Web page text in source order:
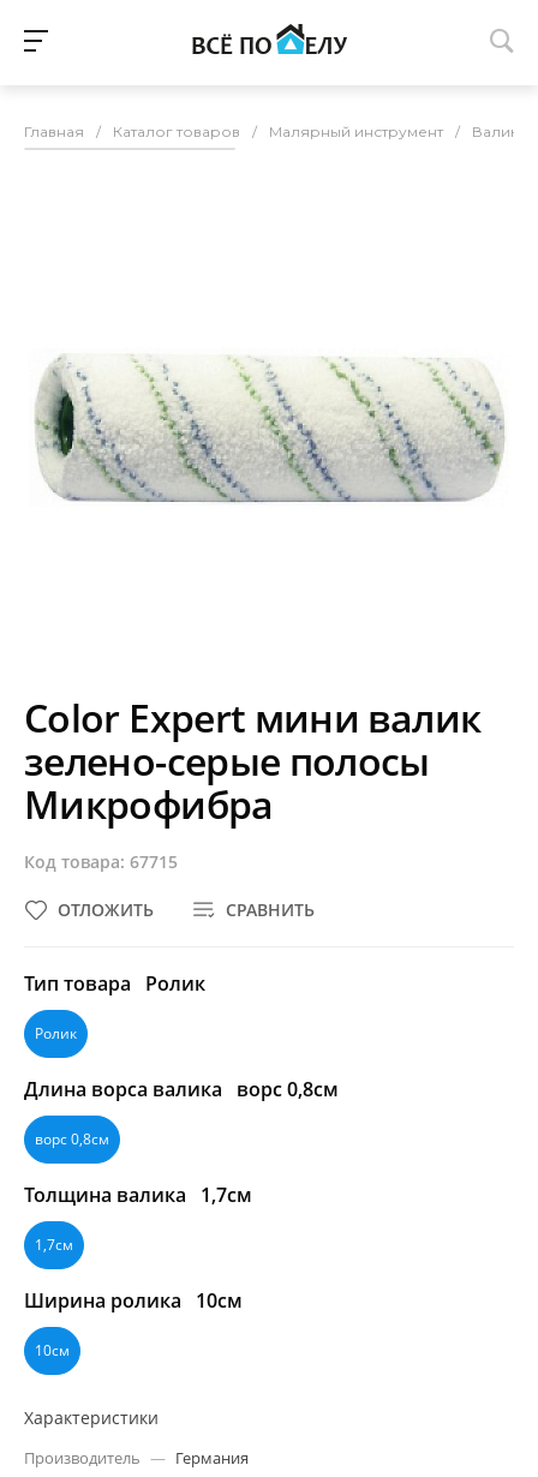
Главная / Каталог товаров / Малярный инструмент / Валики
Color Expert мини валик
зелено-серые полосы
Микрофибра
Код товара: 67715
СРАВНИТЬ
ОТЛОЖИТЬ
Тип товара Ролик
Ролик
Длина ворса валика ворс 0,8см
ворс 0,8см
Толщина валика 1,7см
1,7см
Ширина ролика 10см
10см
Характеристики
Производитель — Германия